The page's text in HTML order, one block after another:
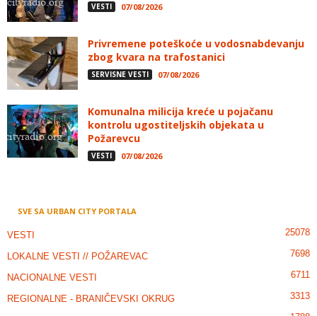
VESTI 07/08/2026
Privremene poteškoće u vodosnabdevanju
zbog kvara na trafostanici
SERVISNE VESTI 07/08/2026
Komunalna milicija kreće u pojačanu
kontrolu ugostiteljskih objekata u
Požarevcu
VESTI 07/08/2026
SVE SA URBAN CITY PORTALA
VESTI 25078
LOKALNE VESTI // POŽAREVAC 7698
NACIONALNE VESTI 6711
REGIONALNE - BRANIČEVSKI OKRUG 3313